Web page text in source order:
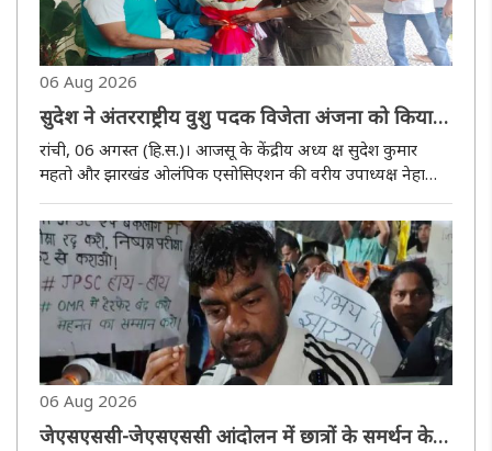
06 Aug 2026
सुदेश ने अंतरराष्ट्रीय वुशु पदक विजेता अंजना को किया
सम्मानित
रांची, 06 अगस्त (हि.स.)। आजसू के केंद्रीय अध्य क्ष सुदेश कुमार
महतो और झारखंड ओलंपिक एसोसिएशन की वरीय उपाध्यक्ष नेहा
मेहता ने गुरुवार को अपने बुकरु स्थित आवास पर अंतरराष्ट्रीय वुशु
खिलाड़ी अंजना कुमारी को सम्मानित किया। उल्लेखनीय है कि 30
जुलाई ..
06 Aug 2026
जेएसएससी-जेएसएससी आंदोलन में छात्रों के समर्थन के